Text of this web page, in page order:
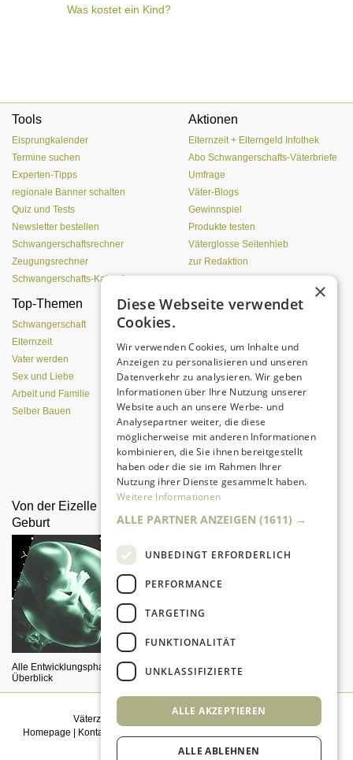
Was kostet ein Kind?
Tools
Eisprungkalender
Termine suchen
Experten-Tipps
regionale Banner schalten
Quiz und Tests
Newsletter bestellen
Schwangerschaftsrechner
Zeugungsrechner
Schwangerschafts-Kalender
Aktionen
Elternzeit + Elterngeld Infothek
Abo Schwangerschafts-Väterbriefe
Umfrage
Väter-Blogs
Gewinnspiel
Produkte testen
Väterglosse Seitenhieb
zur Redaktion
Top-Themen
Schwangerschaft
Elternzeit
Vater werden
Sex und Liebe
Arbeit und Familie
Selber Bauen
Einen Lehmofen
Da sind Kinder mit Begeisterung
dabei.
Von der Eizelle bis zur
Geburt
Alle Entwicklungsphasen im
Überblick
Väterzeit weiterempfehlen
Homepage
Kontakt
Einwilligungsmanagement
×
Diese Webseite verwendet
Cookies.
Wir verwenden Cookies, um Inhalte und
Anzeigen zu personalisieren und unseren
Datenverkehr zu analysieren. Wir geben
Informationen über Ihre Nutzung unserer
Website auch an unsere Werbe- und
Analysepartner weiter, die diese
möglicherweise mit anderen Informationen
kombinieren, die Sie ihnen bereitgestellt
haben oder die sie im Rahmen Ihrer
Nutzung ihrer Dienste gesammelt haben.
Weitere Informationen
ALLE PARTNER ANZEIGEN (1611) →
UNBEDINGT ERFORDERLICH
PERFORMANCE
TARGETING
FUNKTIONALITÄT
UNKLASSIFIZIERTE
ALLE AKZEPTIEREN
ALLE ABLEHNEN